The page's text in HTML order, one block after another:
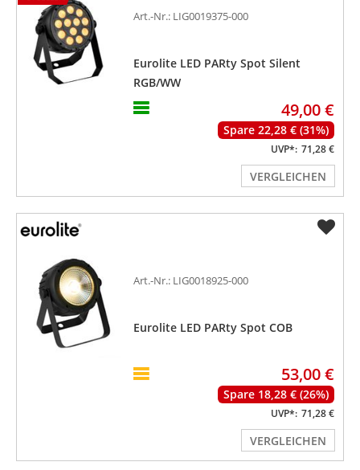
Art.-Nr.: LIG0019375-000
Eurolite LED PARty Spot Silent
RGB/WW
49,00 €
Spare 22,28 € (31%)
UVP*: 71,28 €
VERGLEICHEN
Art.-Nr.: LIG0018925-000
Eurolite LED PARty Spot COB
53,00 €
Spare 18,28 € (26%)
UVP*: 71,28 €
VERGLEICHEN